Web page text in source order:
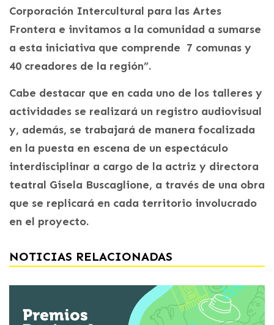
Corporación Intercultural para las Artes
Frontera e invitamos a la comunidad a sumarse
a esta iniciativa que comprende 7 comunas y
40 creadores de la región”.
Cabe destacar que en cada uno de los talleres y
actividades se realizará un registro audiovisual
y, además, se trabajará de manera focalizada
en la puesta en escena de un espectáculo
interdisciplinar a cargo de la actriz y directora
teatral Gisela Buscaglione, a través de una obra
que se replicará en cada territorio involucrado
en el proyecto.
NOTICIAS RELACIONADAS